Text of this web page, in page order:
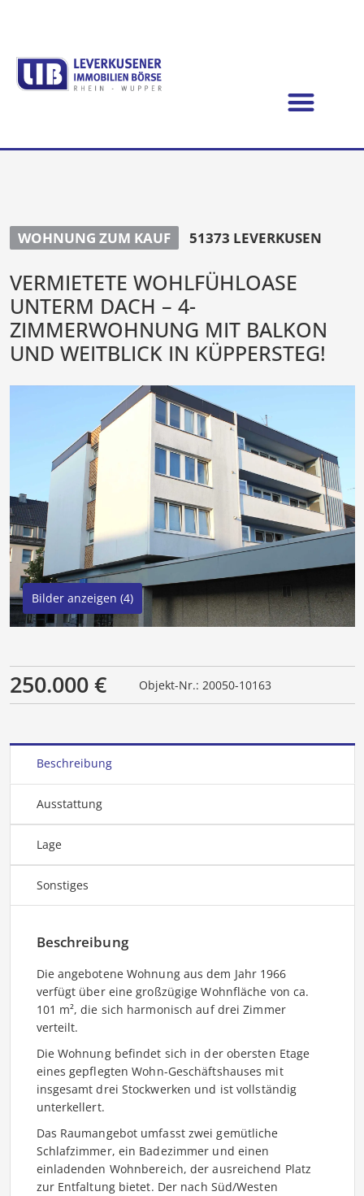
WOHNUNG ZUM KAUF 51373 LEVERKUSEN
VERMIETETE WOHLFÜHLOASE
UNTERM DACH – 4-
ZIMMERWOHNUNG MIT BALKON
UND WEITBLICK IN KÜPPERSTEG!
Bilder anzeigen (4)
250.000 € Objekt-Nr.: 20050-10163
Beschreibung
Ausstattung
Lage
Sonstiges
Beschreibung
Die angebotene Wohnung aus dem Jahr 1966
verfügt über eine großzügige Wohnfläche von ca.
101 m², die sich harmonisch auf drei Zimmer
verteilt.
Die Wohnung befindet sich in der obersten Etage
eines gepflegten Wohn-Geschäftshauses mit
insgesamt drei Stockwerken und ist vollständig
unterkellert.
Das Raumangebot umfasst zwei gemütliche
Schlafzimmer, ein Badezimmer und einen
einladenden Wohnbereich, der ausreichend Platz
zur Entfaltung bietet. Der nach Süd/Westen